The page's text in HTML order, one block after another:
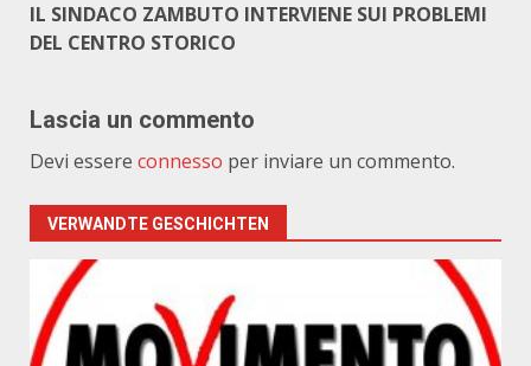
IL SINDACO ZAMBUTO INTERVIENE SUI PROBLEMI
DEL CENTRO STORICO
Lascia un commento
Devi essere connesso per inviare un commento.
VERWANDTE GESCHICHTEN